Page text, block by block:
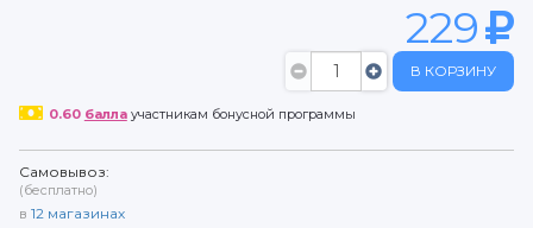
229
В КОРЗИНУ
0.60 баллаучастникам бонусной программы
Самовывоз:
(бесплатно)
в 12 магазинах